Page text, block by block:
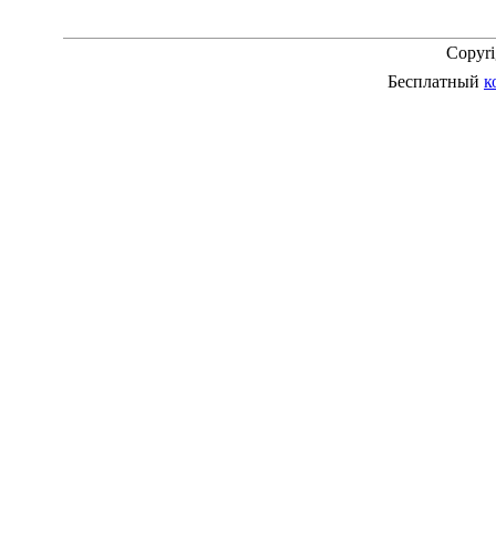
Бесплатный